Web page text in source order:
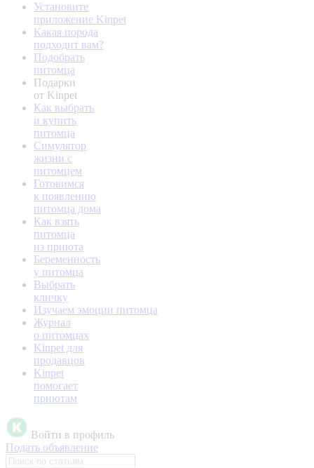
Установите
приложение Kinpet
Какая порода
подходит вам?
Подобрать
питомца
Подарки
от Kinpet
Как выбрать
и купить
питомца
Симулятор
жизни с
питомцем
Готовимся
к появлению
питомца дома
Как взять
питомца
из приюта
Беременность
у питомца
Выбрать
кличку
Изучаем эмоции питомца
Журнал
о питомцах
Kinpet для
продавцов
Kinpet
помогает
приютам
Войти в профиль
Подать объявление